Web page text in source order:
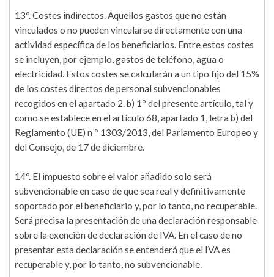
13º. Costes indirectos. Aquellos gastos que no están
vinculados o no pueden vincularse directamente con una
actividad específica de los beneficiarios. Entre estos costes
se incluyen, por ejemplo, gastos de teléfono, agua o
electricidad. Estos costes se calcularán a un tipo fijo del 15%
de los costes directos de personal subvencionables
recogidos en el apartado 2. b) 1º del presente artículo, tal y
como se establece en el artículo 68, apartado 1, letra b) del
Reglamento (UE) n º 1303/2013, del Parlamento Europeo y
del Consejo, de 17 de diciembre.
14º. El impuesto sobre el valor añadido solo será
subvencionable en caso de que sea real y definitivamente
soportado por el beneficiario y, por lo tanto, no recuperable.
Será precisa la presentación de una declaración responsable
sobre la exención de declaración de IVA. En el caso de no
presentar esta declaración se entenderá que el IVA es
recuperable y, por lo tanto, no subvencionable.